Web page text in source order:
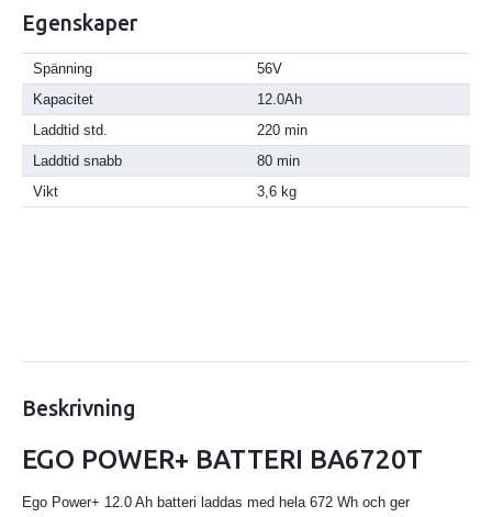
Egenskaper
Spänning
56V
Kapacitet
12.0Ah
Laddtid std.
220 min
Laddtid snabb
80 min
Vikt
3,6 kg
Beskrivning
EGO POWER+ BATTERI BA6720T
Ego Power+ 12.0 Ah batteri laddas med hela 672 Wh och ger